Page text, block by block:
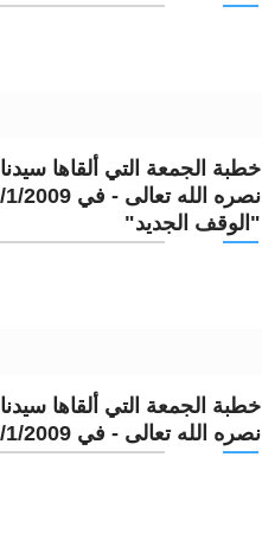
خطبة الجمعة التي ألقاها
"الوقف الجديد"
خطبة الجمعة التي ألقاها
نصره الله تعالى - في 2/1/2009م